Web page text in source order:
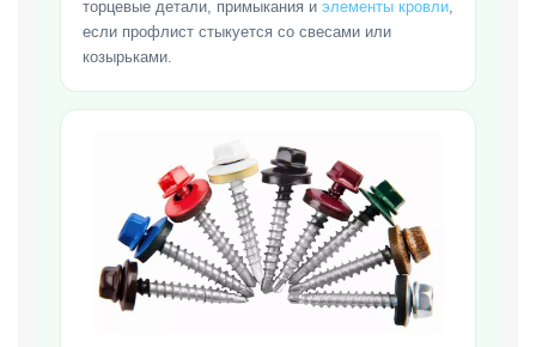
торцевые детали, примыкания и элементы кровли
если профлист стыкуется со свесами или
козырьками.